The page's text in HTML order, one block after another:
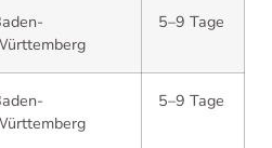
5–9 Tage
5–9 Tage